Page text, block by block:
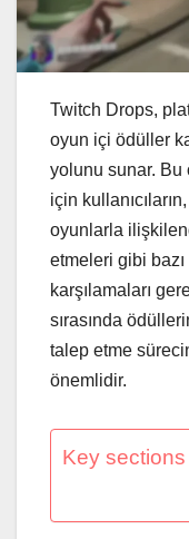
Twitch Drops,
oyun içi ödüller
yolunu sunar. Bu
için
oyunlarla
etmeleri gibi
karşılamaları
sırasında
talep etme
önemlidir.
Key